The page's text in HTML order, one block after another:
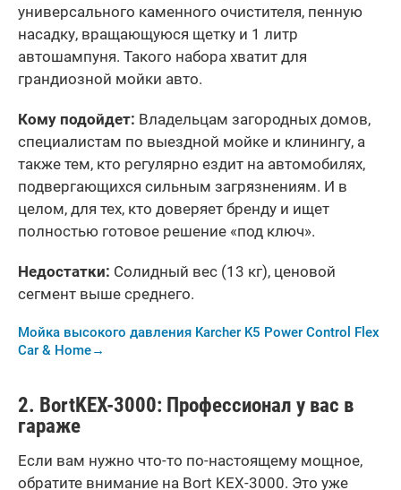
универсального каменного очистителя, пенную
насадку, вращающуюся щетку и 1 литр
автошампуня. Такого набора хватит для
грандиозной мойки авто.
Кому подойдет: Владельцам загородных домов,
специалистам по выездной мойке и клинингу, а
также тем, кто регулярно ездит на автомобилях,
подвергающихся сильным загрязнениям. И в
целом, для тех, кто доверяет бренду и ищет
полностью готовое решение «под ключ».
Недостатки: Солидный вес (13 кг), ценовой
сегмент выше среднего.
Мойка высокого давления Karcher K5 Power Control Flex
Car & Home→
2. BortKEX-3000: Профессионал у вас в
гараже
Если вам нужно что-то по-настоящему мощное,
обратите внимание на Bort KEX-3000. Это уже